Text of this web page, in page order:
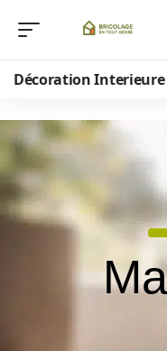
Décoration Interieure